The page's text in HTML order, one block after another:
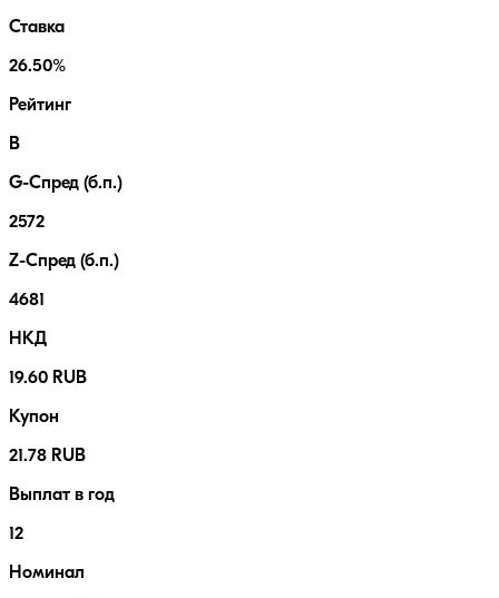
Ставка
26.50%
Рейтинг
B
G-Спред (б.п.)
2572
Z-Спред (б.п.)
4681
НКД
19.60 RUB
Купон
21.78 RUB
Выплат в год
12
Номинал